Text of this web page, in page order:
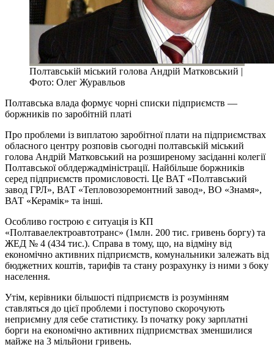
Полтавській міський голова Андрій Матковський |
Фото: Олег Журавльов
Полтавська влада формує чорні списки підприємств —
боржників по заробітній платі
Про проблеми із виплатою заробітної плати на підприємствах
обласного центру розповів сьогодні полтавській міський
голова Андрій Матковський на розширеному засіданні колегії
Полтавської облдержадміністрації. Найбільше боржників
серед підприємств промисловості. Це ВАТ «Полтавський
завод ГРЛ», ВАТ «Тепловозоремонтний завод», ВО «Знамя»,
ВАТ «Керамік» та інші.
Особливо гострою є ситуація із КП
«Полтаваелектроавтотранс» (1млн. 200 тис. гривень боргу) та
ЖЕД № 4 (434 тис.). Справа в тому, що, на відміну від
економічно активних підприємств, комунальники залежать від
бюджетних коштів, тарифів та стану розрахунку із ними з боку
населення.
Утім, керівники більшості підприємств із розумінням
ставляться до цієї проблеми і поступово скорочують
неприємну для себе статистику. Із початку року зарплатні
борги на економічно активних підприємствах зменшилися
майже на 3 мільйони гривень.